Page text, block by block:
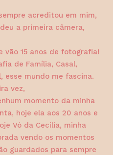
acreditou em mim,
a primeira câmera,
vão 15 anos de fotografia!
de Família, Casal,
esse mundo me fascina.
vez,
momento da minha
hoje ela aos 20 anos e
Vó da Cecília, minha
vendo os momentos
guardados para sempre